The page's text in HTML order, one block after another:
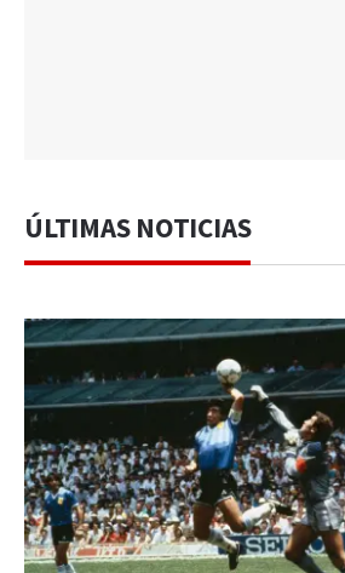
ÚLTIMAS NOTICIAS